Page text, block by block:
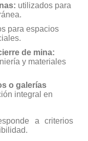
utilizados para
para espacios
de mina:
y materiales
o galerías
integral en
a criterios